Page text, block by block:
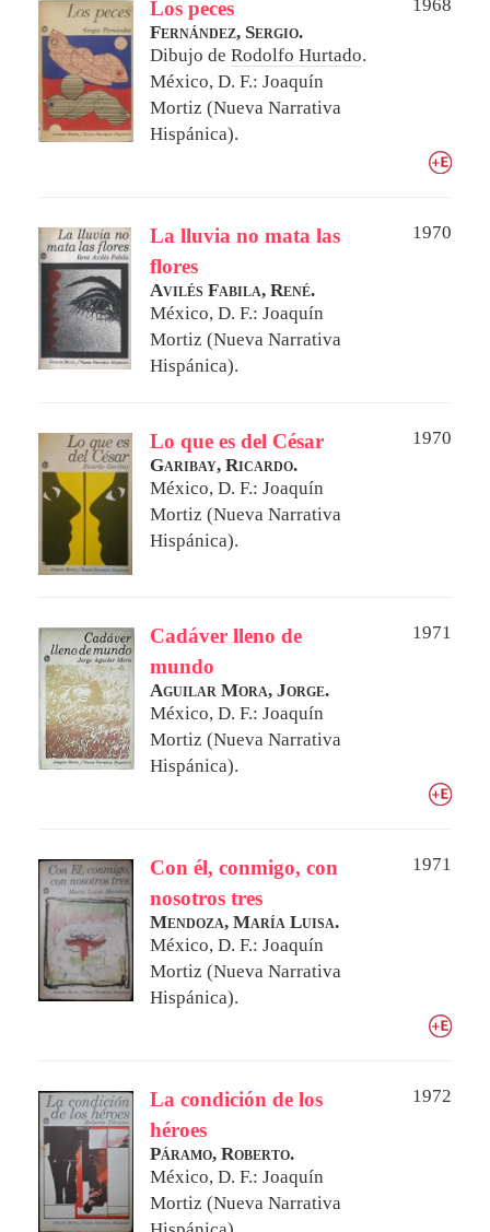
Los peces
1968
Fernández, Sergio.
Dibujo de Rodolfo Hurtado.
México, D. F.: Joaquín
Mortiz (Nueva Narrativa
Hispánica).
La lluvia no mata las
flores
1970
Avilés Fabila, René.
México, D. F.: Joaquín
Mortiz (Nueva Narrativa
Hispánica).
Lo que es del César
1970
Garibay, Ricardo.
México, D. F.: Joaquín
Mortiz (Nueva Narrativa
Hispánica).
Cadáver lleno de
mundo
1971
Aguilar Mora, Jorge.
México, D. F.: Joaquín
Mortiz (Nueva Narrativa
Hispánica).
Con él, conmigo, con
nosotros tres
1971
Mendoza, María Luisa.
México, D. F.: Joaquín
Mortiz (Nueva Narrativa
Hispánica).
La condición de los
héroes
1972
Páramo, Roberto.
México, D. F.: Joaquín
Mortiz (Nueva Narrativa